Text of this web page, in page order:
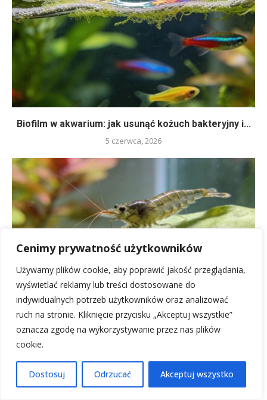
Cenimy prywatność użytkowników
Używamy plików cookie, aby poprawić jakość przeglądania,
wyświetlać reklamy lub treści dostosowane do
indywidualnych potrzeb użytkowników oraz analizować
ruch na stronie. Kliknięcie przycisku „Akceptuj wszystkie”
oznacza zgodę na wykorzystywanie przez nas plików
cookie.
Dostosuj Odrzucać Akceptuj wszystko
Biofilm w akwarium: jak usunąć kożuch bakteryjny i...
5 czerwca, 2026
Brunatnice w akwarium: jak skutecznie zwalczać te